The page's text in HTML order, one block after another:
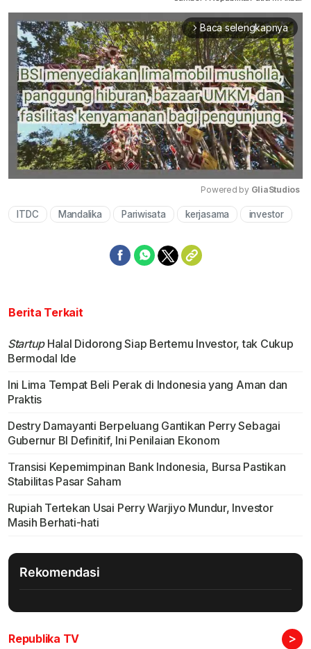
arrow_forward_ios Baca selengkapnya
Mute
Powered by GliaStudios
ITDC Mandalika Pariwisata kerjasama investor
Berita Terkait
StartupHalal Didorong Siap Bertemu Investor, tak Cukup
Bermodal Ide
Ini Lima Tempat Beli Perak di Indonesia yang Aman dan
Praktis
Destry Damayanti Berpeluang Gantikan Perry Sebagai
Gubernur BI Definitif, Ini Penilaian Ekonom
Transisi Kepemimpinan Bank Indonesia, Bursa Pastikan
Stabilitas Pasar Saham
Rupiah Tertekan Usai Perry Warjiyo Mundur, Investor
Masih Berhati-hati
Rekomendasi
Republika TV >